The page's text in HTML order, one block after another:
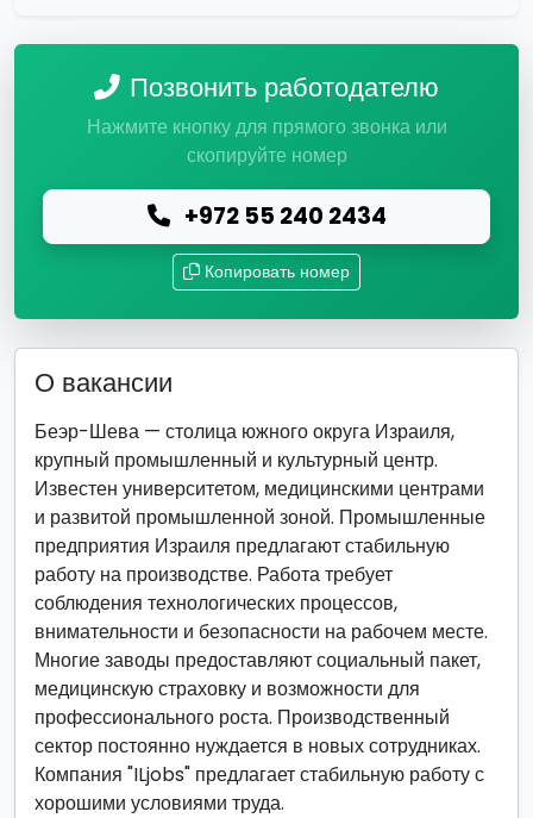
Позвонить работодателю
Нажмите кнопку для прямого звонка или
скопируйте номер
+972 55 240 2434
Копировать номер
О вакансии
Беэр-Шева — столица южного округа Израиля,
крупный промышленный и культурный центр.
Известен университетом, медицинскими центрами
и развитой промышленной зоной. Промышленные
предприятия Израиля предлагают стабильную
работу на производстве. Работа требует
соблюдения технологических процессов,
внимательности и безопасности на рабочем месте.
Многие заводы предоставляют социальный пакет,
медицинскую страховку и возможности для
профессионального роста. Производственный
сектор постоянно нуждается в новых сотрудниках.
Компания "ILjobs" предлагает стабильную работу с
хорошими условиями труда.